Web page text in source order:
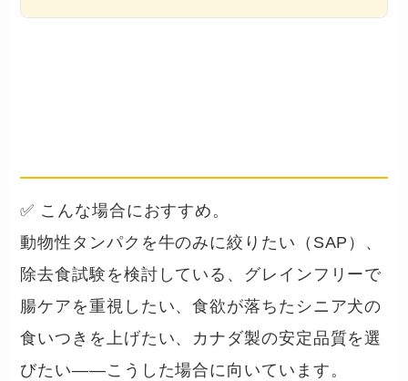
✅ こんな場合におすすめ。
動物性タンパクを牛のみに絞りたい（SAP）、
除去食試験を検討している、グレインフリーで
腸ケアを重視したい、食欲が落ちたシニア犬の
食いつきを上げたい、カナダ製の安定品質を選
びたい——こうした場合に向いています。